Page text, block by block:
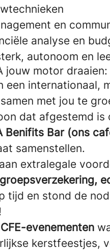
en
analyse en
autonoom en
jouw motor draaien:
een internationaal,
met jou te
dat afgestemd is
Benifits Bar (ons
samenstellen.
extralegale
tijd en stond de
evenementen
kerstfeestjes,